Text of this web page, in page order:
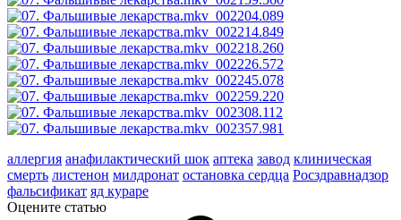
аллергия анафилактический шок аптека завод клиническая
смерть листенон милдронат остановка сердца Росздравнадзор
фальсификат яд кураре
Оцените статью